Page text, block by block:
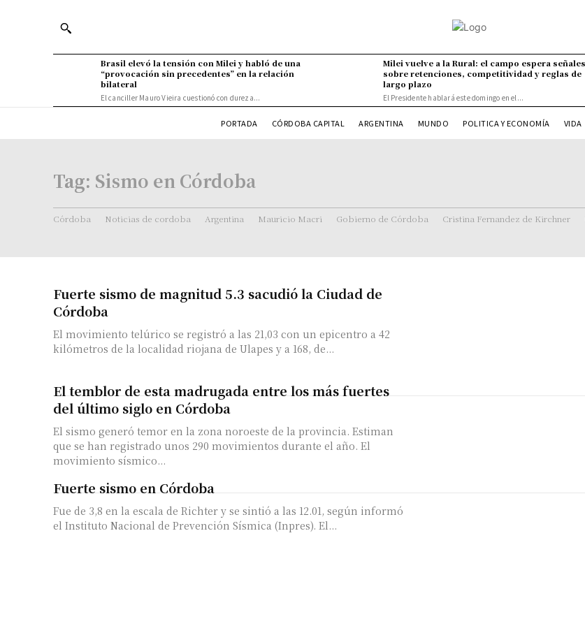
Brasil elevó la tensión con Milei y habló de una
“provocación sin precedentes” en la relación
bilateral
El canciller Mauro Vieira cuestionó con dureza...
Milei vuelve a la Rural: el campo espera señales
sobre retenciones, competitividad y reglas de
largo plazo
El Presidente hablará este domingo en el...
PORTADA CÓRDOBA CAPITAL ARGENTINA MUNDO POLITICA Y ECONOMÍA VIDA
Tag: Sismo en Córdoba
Córdoba Noticias de cordoba Argentina Mauricio Macri Gobierno de Córdoba Cristina Fernandez de Kirchner
Fuerte sismo de magnitud 5.3 sacudió la Ciudad de
Córdoba
El movimiento telúrico se registró a las 21,03 con un epicentro a 42
kilómetros de la localidad riojana de Ulapes y a 168, de...
El temblor de esta madrugada entre los más fuertes
del último siglo en Córdoba
El sismo generó temor en la zona noroeste de la provincia. Estiman
que se han registrado unos 290 movimientos durante el año. El
movimiento sísmico...
Fuerte sismo en Córdoba
Fue de 3,8 en la escala de Richter y se sintió a las 12.01, según informó
el Instituto Nacional de Prevención Sísmica (Inpres). El...